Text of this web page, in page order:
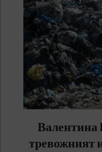
Валентина
тревожният